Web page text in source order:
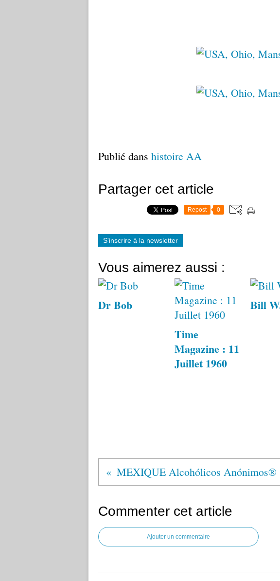
Publié dans histoire AA
Partager cet article
Repost 0
S'inscrire à la newsletter
Vous aimerez aussi :
Dr Bob
Time
Magazine : 11
Juillet 1960
Bill
MEXIQUE Alcohólicos Anónimos®
Commenter cet article
Ajouter un commentaire